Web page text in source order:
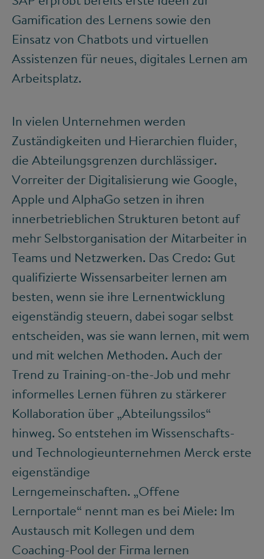
Gamification des Lernens sowie den
Einsatz von Chatbots und virtuellen
Assistenzen für neues, digitales Lernen am
Arbeitsplatz.
In vielen Unternehmen werden
Zuständigkeiten und Hierarchien fluider,
die Abteilungsgrenzen durchlässiger.
Vorreiter der Digitalisierung wie Google,
Apple und AlphaGo setzen in ihren
innerbetrieblichen Strukturen betont auf
mehr Selbstorganisation der Mitarbeiter in
Teams und Netzwerken. Das Credo: Gut
qualifizierte Wissensarbeiter lernen am
besten, wenn sie ihre Lernentwicklung
eigenständig steuern, dabei sogar selbst
entscheiden, was sie wann lernen, mit wem
und mit welchen Methoden. Auch der
Trend zu Training-on-the-Job und mehr
informelles Lernen führen zu stärkerer
Kollaboration über „Abteilungssilos“
hinweg. So entstehen im Wissenschafts-
und Technologieunternehmen Merck erste
eigenständige
Lerngemeinschaften. „Offene
Lernportale“ nennt man es bei Miele: Im
Austausch mit Kollegen und dem
Coaching-Pool der Firma lernen